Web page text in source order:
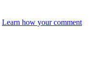
Learn how your comment